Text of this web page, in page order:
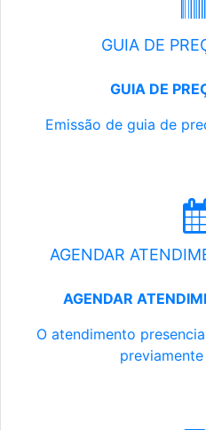
GUIA DE
GUIA DE
Emissão de guia de
AGENDAR
AGENDAR
O atendimento